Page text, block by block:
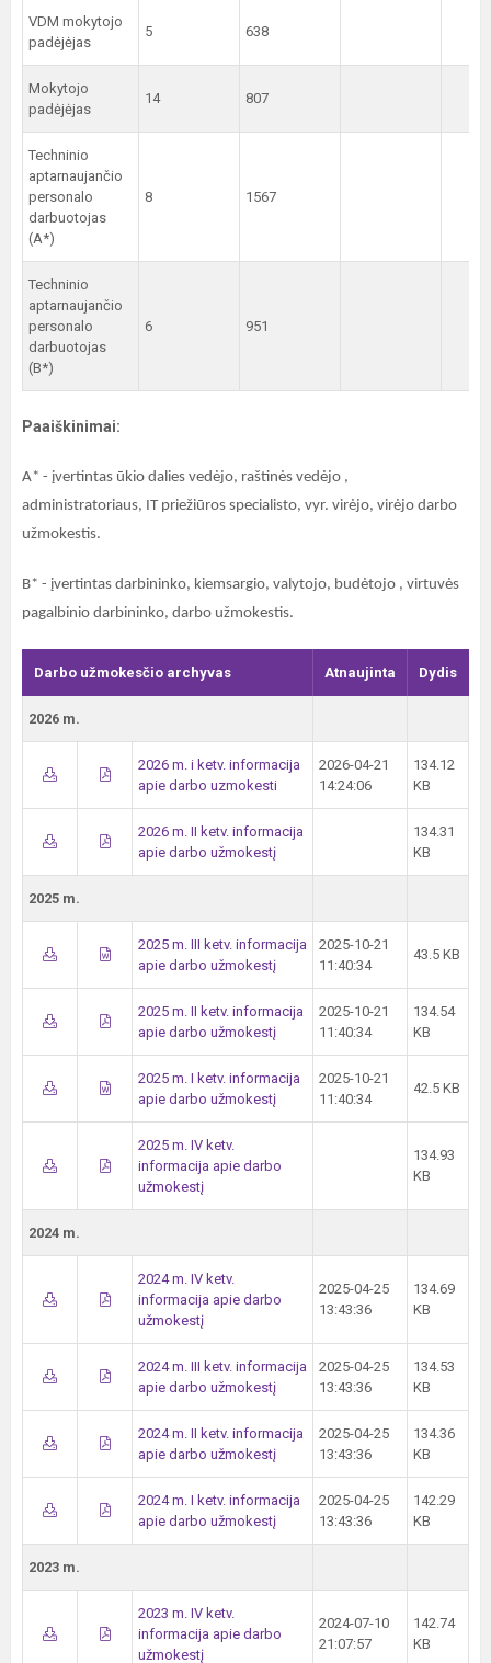
VDM mokytojo
padėjėjas
5 638
Mokytojo
padėjėjas
14 807
Techninio
aptarnaujančio
personalo
darbuotojas
(A*)
8 1567
Techninio
aptarnaujančio
personalo
darbuotojas
(B*)
6 951
Paaiškinimai:
A* - įvertintas ūkio dalies vedėjo, raštinės vedėjo ,
administratoriaus, IT priežiūros specialisto, vyr. virėjo, virėjo darbo
užmokestis.
B* - įvertintas darbininko, kiemsargio, valytojo, budėtojo , virtuvės
pagalbinio darbininko, darbo užmokestis.
Darbo užmokesčio archyvas Atnaujinta Dydis
2026 m.
2026 m. i ketv. informacija
apie darbo uzmokesti
2026-04-21
14:24:06
134.12
KB
2026 m. II ketv. informacija
apie darbo užmokestį
134.31
KB
2025 m.
2025 m. III ketv. informacija
apie darbo užmokestį
2025-10-21
11:40:34
43.5 KB
2025 m. II ketv. informacija
apie darbo užmokestį
2025-10-21
11:40:34
134.54
KB
2025 m. I ketv. informacija
apie darbo užmokestį
2025-10-21
11:40:34
42.5 KB
2025 m. IV ketv.
informacija apie darbo
užmokestį
134.93
KB
2024 m.
2024 m. IV ketv.
informacija apie darbo
užmokestį
2025-04-25
13:43:36
134.69
KB
2024 m. III ketv. informacija
apie darbo užmokestį
2025-04-25
13:43:36
134.53
KB
2024 m. II ketv. informacija
apie darbo užmokestį
2025-04-25
13:43:36
134.36
KB
2024 m. I ketv. informacija
apie darbo užmokestį
2025-04-25
13:43:36
142.29
KB
2023 m.
2023 m. IV ketv.
informacija apie darbo
užmokestį
2024-07-10
21:07:57
142.74
KB